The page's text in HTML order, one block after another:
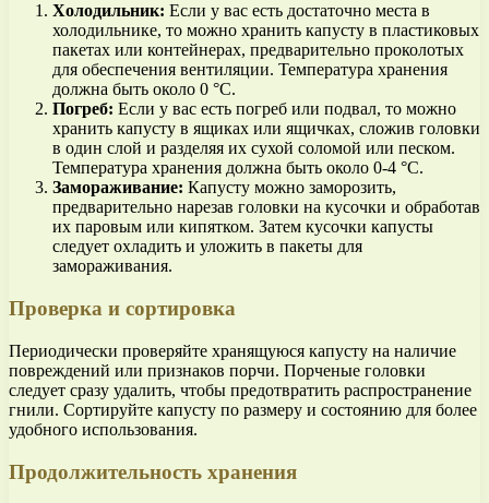
Холодильник: Если у вас есть достаточно места в
холодильнике, то можно хранить капусту в пластиковых
пакетах или контейнерах, предварительно проколотых
для обеспечения вентиляции. Температура хранения
должна быть около 0 °C.
Погреб: Если у вас есть погреб или подвал, то можно
хранить капусту в ящиках или ящичках, сложив головки
в один слой и разделяя их сухой соломой или песком.
Температура хранения должна быть около 0-4 °C.
Замораживание: Капусту можно заморозить,
предварительно нарезав головки на кусочки и обработав
их паровым или кипятком. Затем кусочки капусты
следует охладить и уложить в пакеты для
замораживания.
Проверка и сортировка
Периодически проверяйте хранящуюся капусту на наличие
повреждений или признаков порчи. Порченые головки
следует сразу удалить, чтобы предотвратить распространение
гнили. Сортируйте капусту по размеру и состоянию для более
удобного использования.
Продолжительность хранения